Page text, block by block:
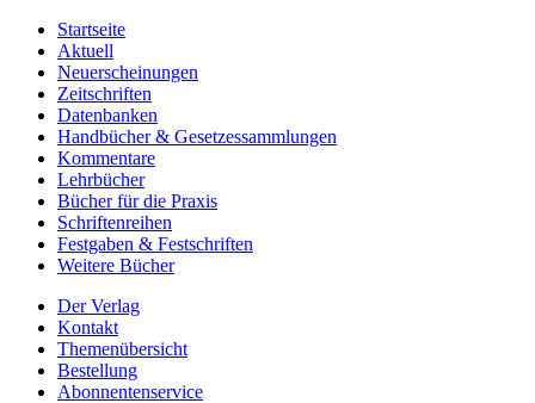
Startseite
Aktuell
Neuerscheinungen
Zeitschriften
Datenbanken
Handbücher & Gesetzessammlungen
Kommentare
Lehrbücher
Bücher für die Praxis
Schriftenreihen
Festgaben & Festschriften
Weitere Bücher
Der Verlag
Kontakt
Themenübersicht
Bestellung
Abonnentenservice